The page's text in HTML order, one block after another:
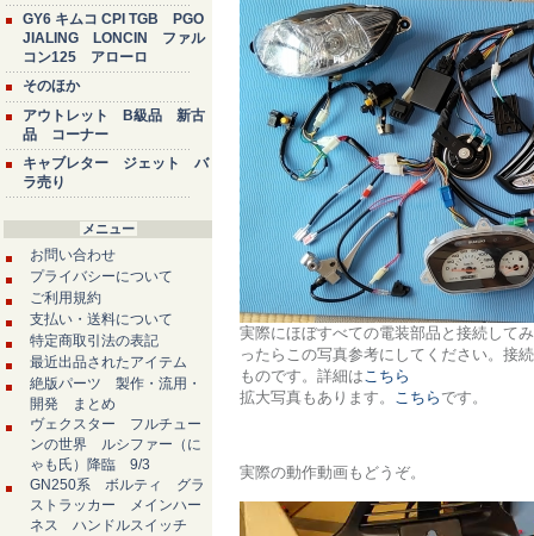
GY6 キムコ CPI TGB PGO
JIALING LONCIN ファル
コン125 アローロ
そのほか
アウトレット B級品 新古
品 コーナー
キャブレター ジェット バ
ラ売り
メニュー
お問い合わせ
プライバシーについて
ご利用規約
支払い・送料について
特定商取引法の表記
最近出品されたアイテム
絶版パーツ 製作・流用・
開発 まとめ
ヴェクスター フルチュー
ンの世界 ルシファー（に
ゃも氏）降臨 9/3
GN250系 ボルティ グラ
ストラッカー メインハー
ネス ハンドルスイッチ
実際にほぼすべての電装部品と接続して
ったらこの写真参考にしてください。接
ものです。詳細はこちら
拡大写真もあります。 こちら です。
実際の動作動画もどうぞ。